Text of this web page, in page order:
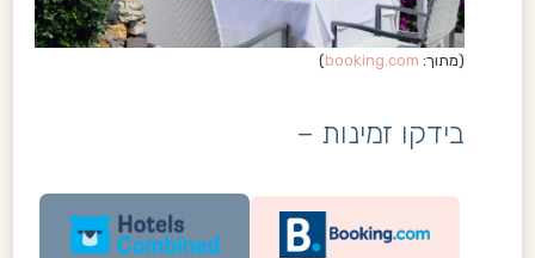
(מתוך: booking.com
)
בידקו זמינות –